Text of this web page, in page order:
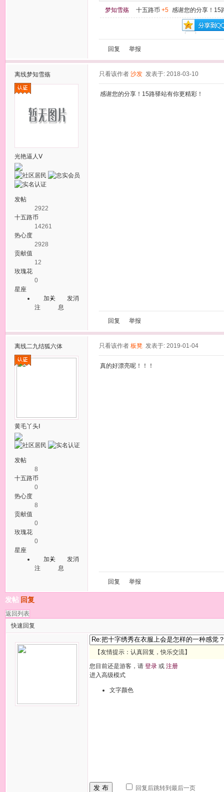
梦知雪殇 十五路币 +5 感谢您的分享！15
回复 举报
离线梦知雪殇
光艳逼人Ⅴ
发帖
2922
十五路币
14261
热心度
2928
贡献值
12
玫瑰花
0
星座
加关
注
发消
息
只看该作者 沙发 发表于: 2018-03-10
感谢您的分享！15路驿站有你更精彩！
回复 举报
离线二九结狐六体
黄毛丫头Ⅰ
发帖
8
十五路币
0
热心度
8
贡献值
0
玫瑰花
0
星座
加关
注
发消
息
只看该作者 板凳 发表于: 2019-01-04
真的好漂亮呢！！！
回复 举报
发帖 回复
返回列表
快速回复
【友情提示：认真回复，快乐交流】
您目前还是游客，请 登录 或 注册
进入高级模式
文字颜色
发 布 回复后跳转到最后一页